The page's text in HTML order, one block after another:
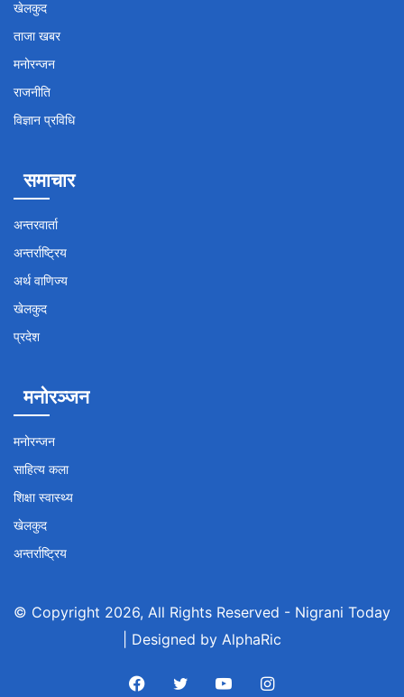
खेलकुद
ताजा खबर
मनोरन्जन
राजनीति
विज्ञान प्रविधि
समाचार
अन्तरवार्ता
अन्तर्राष्ट्रिय
अर्थ वाणिज्य
खेलकुद
प्रदेश
मनोरञ्जन
मनोरन्जन
साहित्य कला
शिक्षा स्वास्थ्य
खेलकुद
अन्तर्राष्ट्रिय
© Copyright 2026, All Rights Reserved - Nigrani Today
| Designed by AlphaRic
Facebook
TwitterYouTubeInstagram